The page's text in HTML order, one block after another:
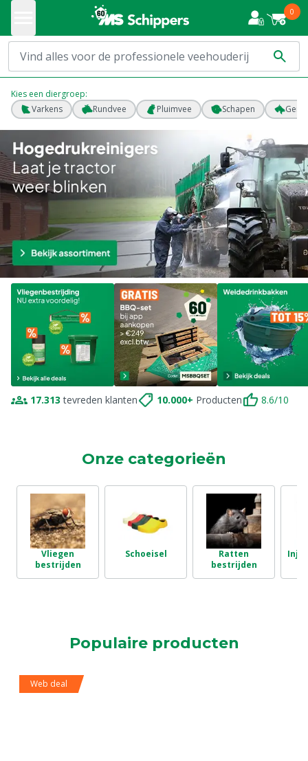
0
Kies een diergroep:
Varkens
Rundvee Pluimvee Schapen
17.313tevreden klanten 10.000+ Producten 8.6/10
Onze categorieën
Vliegen
bestrijden
Schoeisel
Ratten
bestrijden
Populaire producten
Web deal